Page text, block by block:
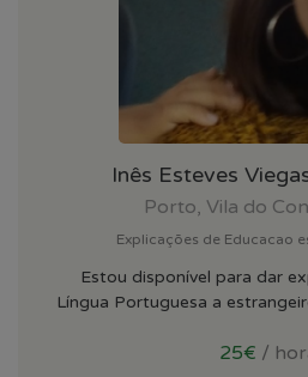
Inês Esteves
Porto, Vila do
Explicações de Educacao
Estou disponível para dar
Língua Portuguesa a
25€ /